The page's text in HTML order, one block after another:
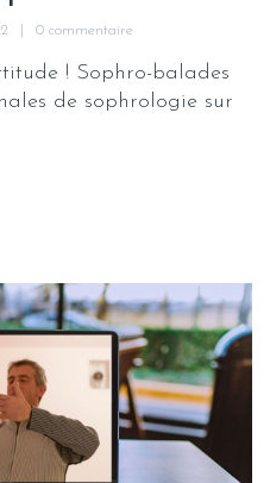
0 commentaire
! Sophro-balades
de sophrologie sur